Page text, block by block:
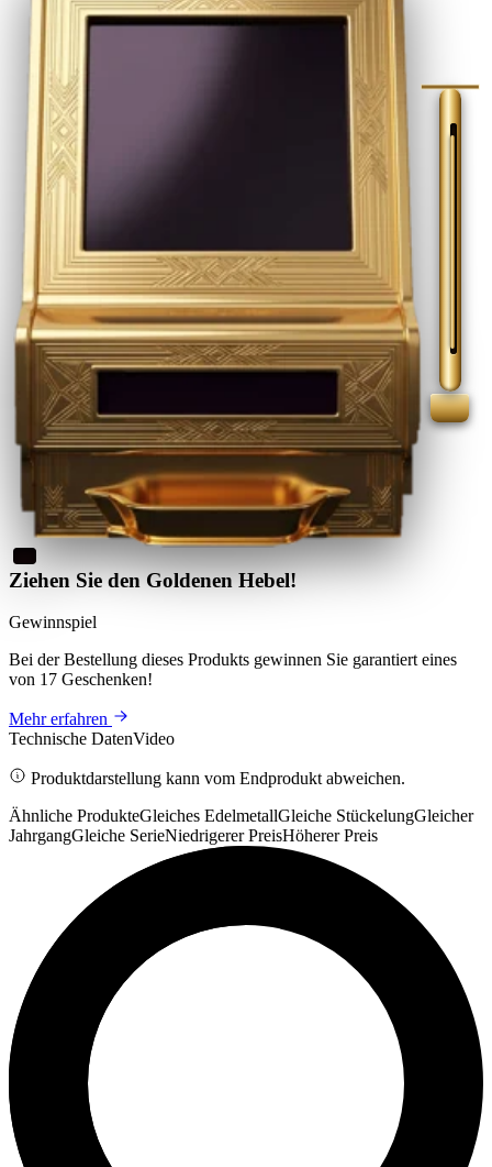
Ziehen Sie den Goldenen Hebel!
Gewinnspiel
Bei der Bestellung dieses Produkts gewinnen Sie garantiert eines
von 17 Geschenken!
Mehr erfahren
Technische DatenVideo
Produktdarstellung kann vom Endprodukt abweichen.
Ähnliche ProdukteGleiches EdelmetallGleiche StückelungGleicher
JahrgangGleiche SerieNiedrigerer PreisHöherer Preis